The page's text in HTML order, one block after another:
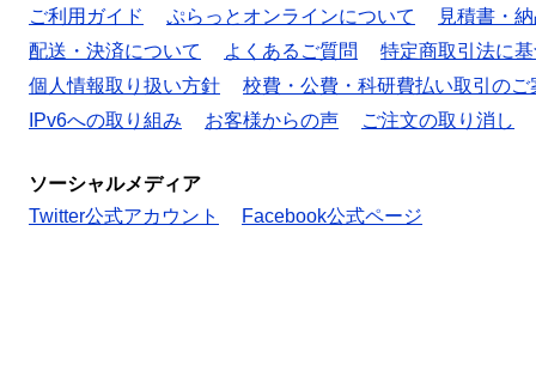
ご利用ガイド
ぷらっとオンラインについて
見積書・
配送・決済について
よくあるご質問
特定商取引法に
個人情報取り扱い方針
校費・公費・科研費払い取引のご
IPv6への取り組み
お客様からの声 ご注文の取り消し
ソーシャルメディア
Twitter公式アカウント
Facebook公式ページ